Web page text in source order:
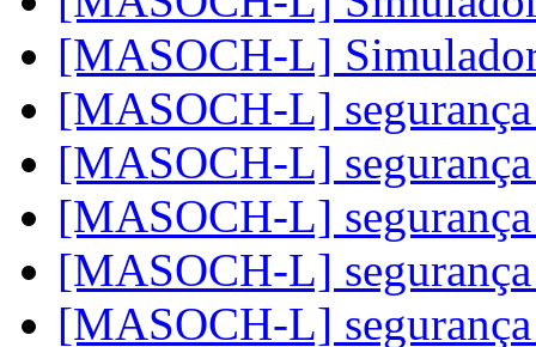
[MASOCH-L]
[MASOCH-L]
[MASOCH-L]
[MASOCH-L]
[MASOCH-L]
[MASOCH-L]